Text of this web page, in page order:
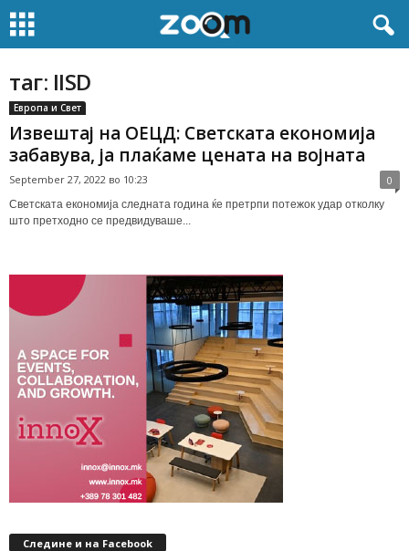
таг: IISD
Европа и Свет
Извештај на ОЕЦД: Светската економија
забавува, ја плаќаме цената на војната
September 27, 2022 во 10:23 0
Светската економија следната година ќе претрпи потежок удар отколку
што претходно се предвидуваше...
Следине и на Facebook